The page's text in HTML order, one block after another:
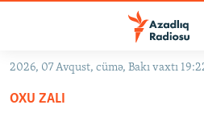
Əsas
qayıt
2026, 07 Avqust, cümə, Bakı vaxtı
OXU ZALI